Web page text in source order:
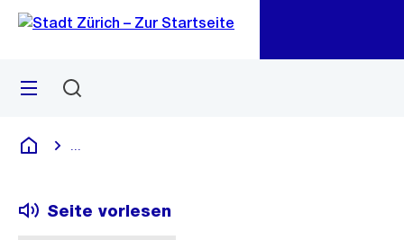
Navigation
Sprunglink
Menü
Deutsch
Seite vorlesen